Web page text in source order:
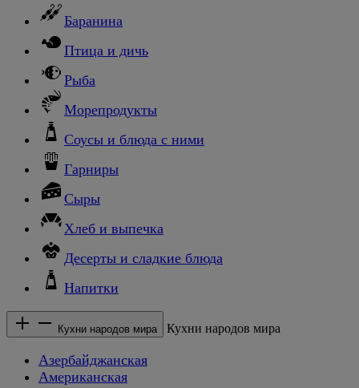
Баранина
Птица и дичь
Рыба
Морепродукты
Соусы и блюда с ними
Гарниры
Сыры
Хлеб и выпечка
Десерты и сладкие блюда
Напитки
Кухни народов мира Кухни народов мира
Азербайджанская
Американская